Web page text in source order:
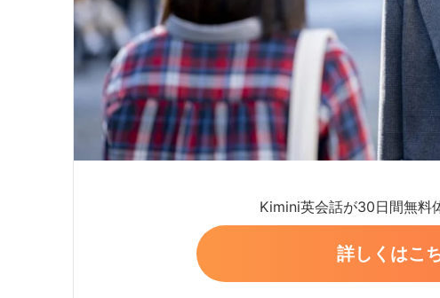
Kimini英会話が30日間無料
詳しくはこ